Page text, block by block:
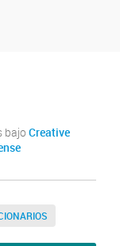
bajo Creative